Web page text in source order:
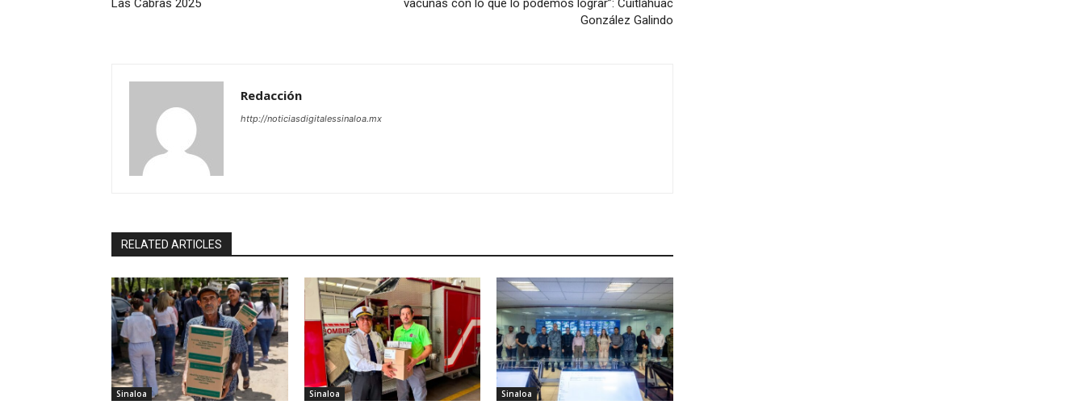
Las Cabras 2025
vacunas con lo que lo podemos lograr”: Cuitláhuac
González Galindo
Redacción
http://noticiasdigitalessinaloa.mx
RELATED ARTICLES
Sinaloa Sinaloa Sinaloa